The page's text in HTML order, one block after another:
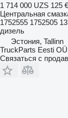
1 714 000 UZS 125 €
Центральная
1752555 1752505
дизель
Эстония, Tallinn
TruckParts Eesti OÜ
Связаться с